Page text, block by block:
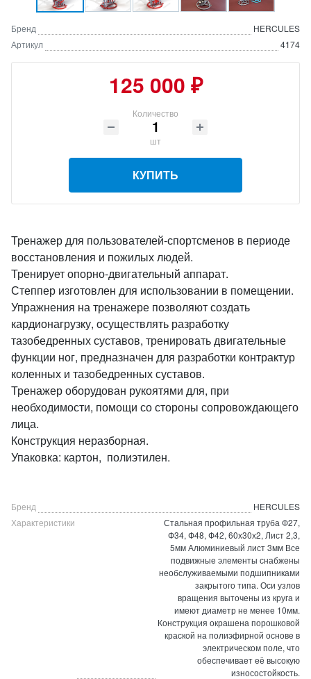
Бренд
HERCULES
Артикул
4174
125 000 ₽
Количество
шт
КУПИТЬ
Тренажер для пользователей-спортсменов в периоде
восстановления и пожилых людей.
Тренирует опорно-двигательный аппарат.
Степпер изготовлен для использовании в помещении.
Упражнения на тренажере позволяют создать
кардионагрузку, осуществлять разработку
тазобедренных суставов, тренировать двигательные
функции ног, предназначен для разработки контрактур
коленных и тазобедренных суставов.
Тренажер оборудован рукоятями для, при
необходимости, помощи со стороны сопровождающего
лица.
Конструкция неразборная.
Упаковка: картон, полиэтилен.
Бренд
HERCULES
Характеристики
Стальная профильная труба Ф27,
Ф34, Ф48, Ф42, 60х30х2, Лист 2,3,
5мм Алюминиевый лист 3мм Все
подвижные элементы снабжены
необслуживаемыми подшипниками
закрытого типа. Оси узлов
вращения выточены из круга и
имеют диаметр не менее 10мм.
Конструкция окрашена порошковой
краской на полиэфирной основе в
электрическом поле, что
обеспечивает её высокую
износостойкость.